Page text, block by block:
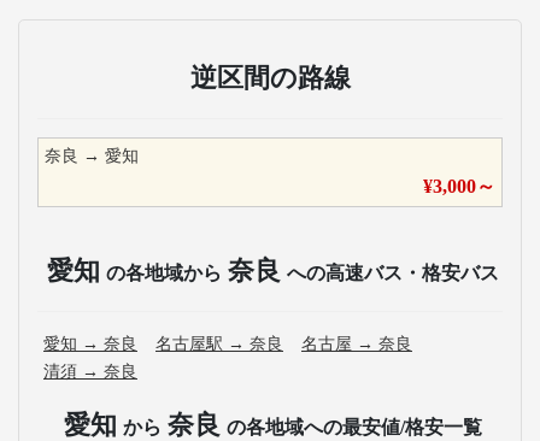
逆区間の路線
奈良 → 愛知
¥3,000～
愛知 の各地域から 奈良 への高速バス・格安バス
愛知 → 奈良 名古屋駅 → 奈良 名古屋 → 奈良
清須 → 奈良
愛知 から 奈良 の各地域への最安値/格安一覧